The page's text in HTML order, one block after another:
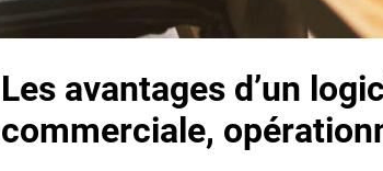
Les avantages d’un
commerciale,